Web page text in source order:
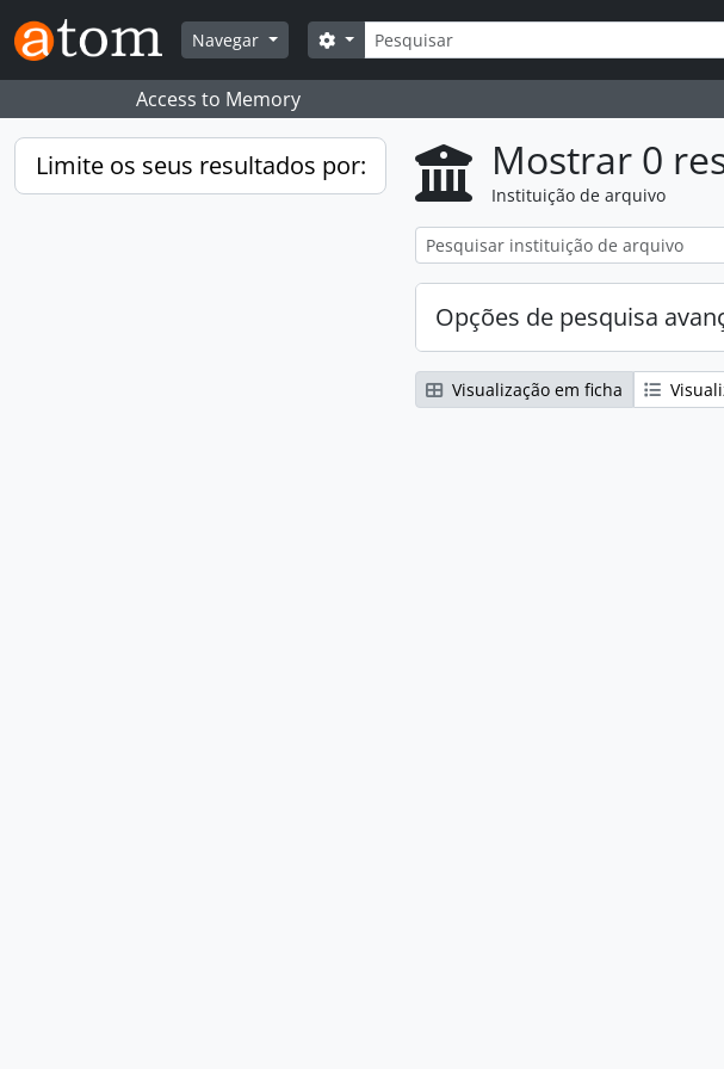
Skip to main content
Navegar
Pesquisar
Search options
Access to Memory
Limite os seus resultados por: Mostrar 0
Instituição de arquivo
Opções de pesquisa
Visualização em ficha